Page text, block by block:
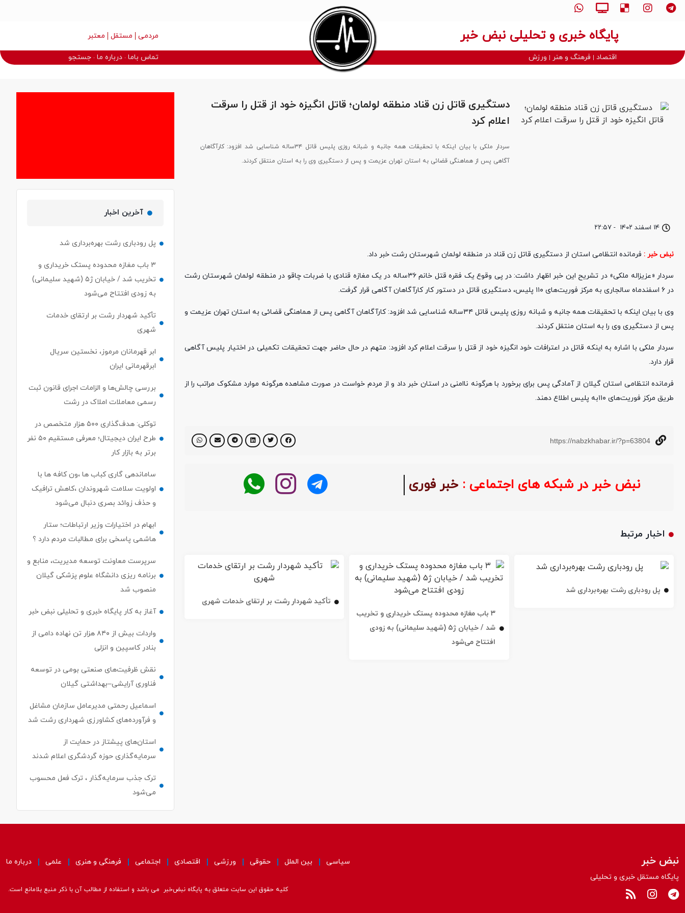
پایگاه خبری و تحلیلی نبض خبر مردمی مستقل معتبر
اقتصاد فرهنگ و هنر ورزش تماس باما درباره ما جستجو
۱۴ اسفند ۱۴۰۲ - ۲۲:۵۷
دستگیری قاتل زن قناد منطقه لولمان؛ قاتل انگیزه خود از قتل را سرقت
اعلام کرد
سردار ملکی با بیان اینکه با تحقیقات همه جانبه و شبانه روزی پلیس قاتل ۳۴ساله شناسایی شد افزود: کارآگاهان
آگاهی پس از هماهنگی قضائی به استان تهران عزیمت و پس از دستگیری وی را به استان منتقل کردند.
نبض خبر : فرمانده انتظامی استان از دستگیری قاتل زن قناد در منطقه لولمان شهرستان رشت خبر داد.
سردار «عزیزاله ملکی» در تشریح این خبر اظهار داشت: در پی وقوع یک فقره قتل خانم ۳۶ساله در یک مغازه قنادی با ضربات چاقو در منطقه لولمان شهرستان رشت
در ۶ اسفندماه سالجاری به مرکز فوریت‌های ۱۱۰ پلیس، دستگیری قاتل در دستور کار کارآگاهان آگاهی قرار گرفت.
وی با بیان اینکه با تحقیقات همه جانبه و شبانه روزی پلیس قاتل ۳۴ساله شناسایی شد افزود: کارآگاهان آگاهی پس از هماهنگی قضائی به استان تهران عزیمت و
پس از دستگیری وی را به استان منتقل کردند.
سردار ملکی با اشاره به اینکه قاتل در اعترافات خود انگیزه خود از قتل را سرقت اعلام کرد افزود: متهم در حال حاضر جهت تحقیقات تکمیلی در اختیار پلیس آگاهی
قرار دارد.
فرمانده انتظامی استان گیلان از آمادگی پس برای برخورد با هرگونه ناامنی در استان خبر داد و از مردم خواست در صورت مشاهده هرگونه موارد مشکوک مراتب را از
طریق مرکز فوریت‌های ۱۱۰به پلیس اطلاع دهند.
https://nabzkhabar.ir/?p=63804
نبض خبر در شبکه های اجتماعی : خبر فوری
اخبار مرتبط
پل رودباری رشت بهره‌برداری شد
۳ باب مغازه محدوده پستک خریداری و تخریب
شد / خیابان ژ۵ (شهید سلیمانی) به زودی
افتتاح می‌شود
تأکید شهردار رشت بر ارتقای خدمات شهری
آخرین اخبار
پل رودباری رشت بهره‌برداری شد
۳ باب مغازه محدوده پستک خریداری و
تخریب شد / خیابان ژ۵ (شهید سلیمانی)
به زودی افتتاح می‌شود
تأکید شهردار رشت بر ارتقای خدمات
شهری
ابر قهرمانان مرموز، نخستین سریال
ابرقهرمانی ایران
بررسی چالش‌ها و الزامات اجرای قانون ثبت
رسمی معاملات املاک در رشت
توکلی: هدف‌گذاری ۵۰۰ هزار متخصص در
طرح ایران دیجیتال؛ معرفی مستقیم ۵۰ نفر
برتر به بازار کار
ساماندهی گاری کباب ها ،ون کافه ها با
اولویت سلامت شهروندان ،کاهش ترافیک
و حذف زوائد بصری دنبال می‌شود
ابهام در اختیارات وزیر ارتباطات؛ ستار
هاشمی پاسخی برای مطالبات مردم دارد ؟
سرپرست معاونت توسعه مدیریت، منابع و
برنامه ریزی دانشگاه علوم پزشکی گیلان
منصوب شد
آغاز به کار پایگاه خبری و تحلیلی نبض خبر
واردات بیش از ۸۴۰ هزار تن نهاده دامی از
بنادر كاسپین و انزلی
نقش ظرفیت‌های صنعتی بومی در توسعه
فناوری آرایشی–بهداشتی گیلان
اسماعیل رحمتی مدیرعامل سازمان مشاغل
و فرآورده‌های کشاورزی شهرداری رشت شد
استان‌های پیشتاز در حمایت از
سرمایه‌گذاری حوزه گردشگری اعلام شدند
ترک جذب سرمایه‌گذار ، ترک فعل محسوب
می‌شود
نبض خبر
پایگاه مستقل خبری و تحلیلی
سیاسی بین الملل حقوقی ورزشی اقتصادی اجتماعی فرهنگی و هنری علمی درباره ما
کلیه حقوق این سایت متعلق به پایگاه نبض‌خبر می باشد و استفاده از مطالب آن با ذکر منبع بلامانع است.